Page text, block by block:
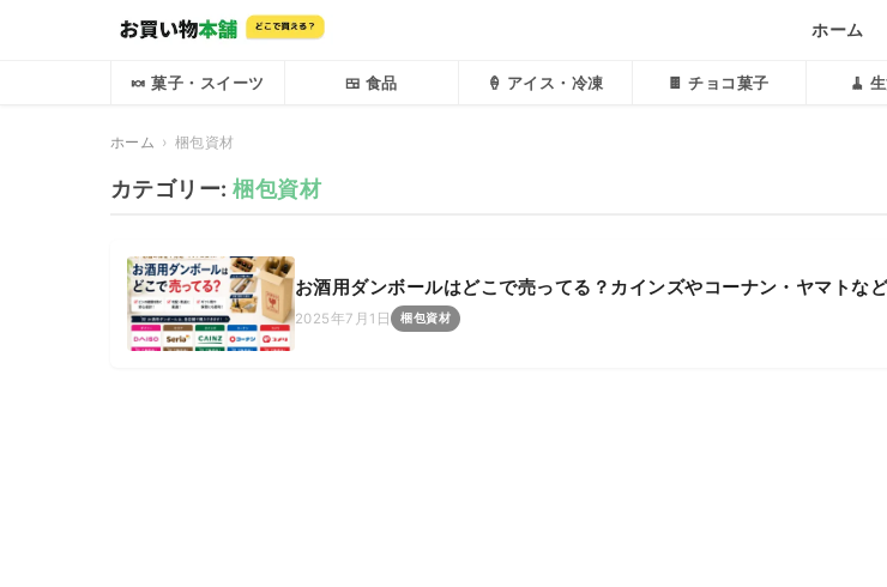
ホーム
🍬 菓子・スイーツ 🍱 食品 🍦 アイス・冷凍 🍫 チョコ菓子 🧹
ホーム 梱包資材
カテゴリー:梱包資材
お酒用ダンボールはどこで売ってる？カインズやコーナン・ヤマトな
2025年7月1日 梱包資材